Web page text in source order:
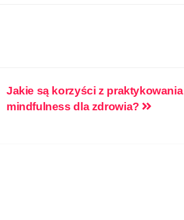
Jakie są korzyści z praktykowania
mindfulness dla zdrowia?